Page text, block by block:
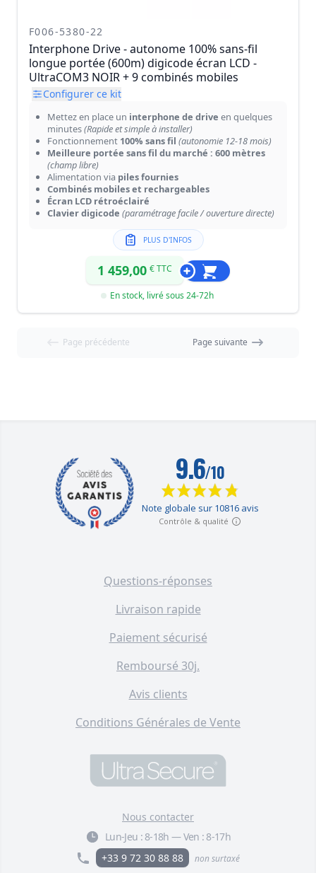
F006-5380-22
Interphone Drive - autonome 100% sans-fil
longue portée (600m) digicode écran LCD -
UltraCOM3 NOIR + 9 combinés mobiles
Configurer ce kit
Mettez en place un interphone de drive en quelques
minutes(Rapide et simple à installer)
Fonctionnement 100% sans fil (autonomie 12-18 mois)
Meilleure portée sans fil du marché : 600 mètres
(champ libre)
Alimentation via piles fournies
Combinés mobiles et rechargeables
Écran LCD rétroéclairé
Clavier digicode (paramétrage facile / ouverture directe)
PLUS D'INFOS
1 459,00 € TTC
En stock, livré sous 24-72h
Page précédente Page suivante
Questions-réponses
Livraison rapide
Paiement sécurisé
Remboursé 30j.
Avis clients
Conditions Générales de Vente
Nous contacter
Lun-Jeu : 8-18h —Ven : 8-17h
+33 9 72 30 88 88
non surtaxé